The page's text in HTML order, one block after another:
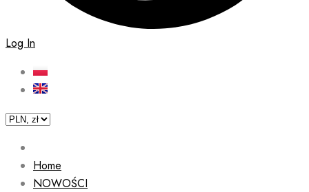
Log In
Home
NOWOŚCI